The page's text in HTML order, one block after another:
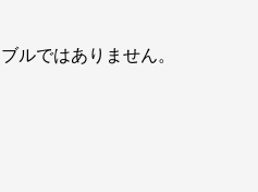
ルではありません。